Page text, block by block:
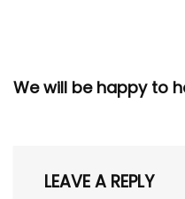
We will be happy to
LEAVE A REPLY